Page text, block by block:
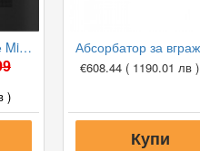
Фурна за вграждане Miele H 7264 B EDST/CLST
)
€608.44 ( 1190.01 лв )
Купи